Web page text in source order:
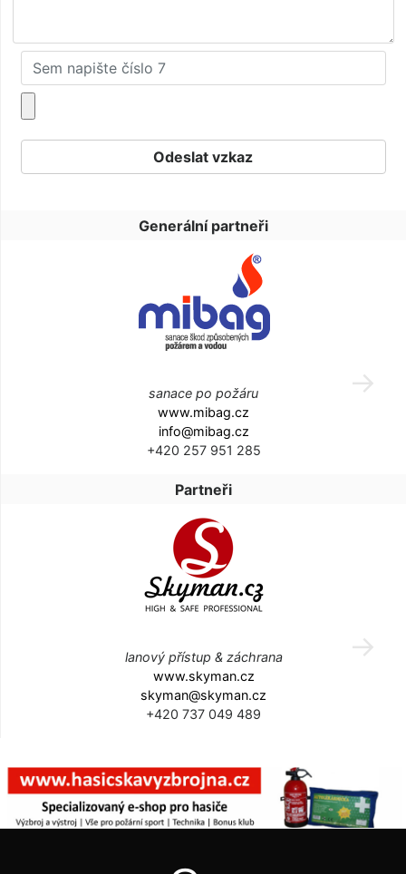
Generální partneři
sanace po požáru
www.mibag.cz
info@mibag.cz
+420 257 951 285
Partneři
lanový přístup & záchrana
www.skyman.cz
skyman@skyman.cz
+420 737 049 489